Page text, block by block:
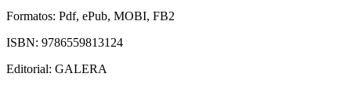
Formatos: Pdf, ePub, MOBI, FB2
ISBN: 9786559813124
Editorial: GALERA